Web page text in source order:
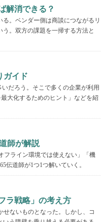
解消できる？
。ベンダー側は商談につながるリ
。双方の課題を一掃する方法と
ガイド
だろう。そこで多くの企業が利用
大化するためのヒント」などを紹
師が解説
フライン環境では使えない」「機
伝道師が1つ1つ解いていく。
ラ戦略」の考え方
ないものとなった。しかし、コ